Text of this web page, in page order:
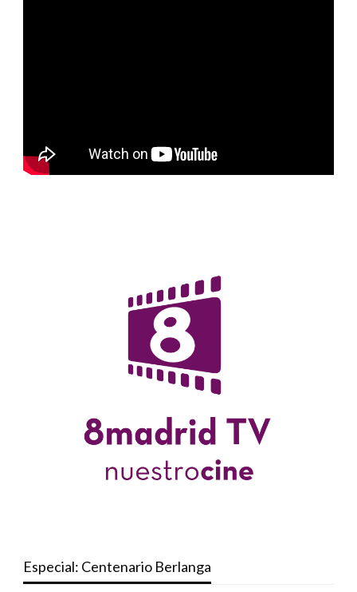
Especial: Centenario Berlanga